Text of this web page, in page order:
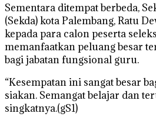
Sementara ditempat berbeda,
(Sekda) kota Palembang, Ratu
kepada para calon peserta
memanfaatkan peluang besar
bagi jabatan fungsional guru.
“Kesempatan ini sangat besar
siakan. Semangat belajar dan
singkatnya.(gS1)